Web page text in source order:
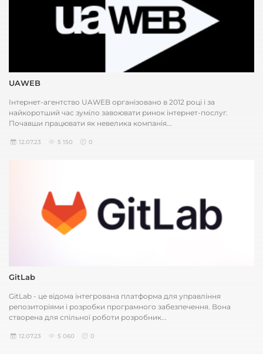
UAWEB
Інтернет-агентство UAWEB організовано в 2012 році і за
найкоротший час зуміло завоювати ринок інтернет-послуг.
Почавши працювати як невелика компанія...
12.07.23 5 150 0
GitLab
GitLab - це відома інтегрована платформа для управління
репозиторіями і розробки програмного забезпечення. Вона
створена для спільної роботи розробник...
12.07.23 5 060 0